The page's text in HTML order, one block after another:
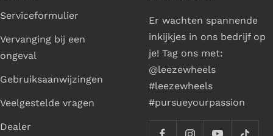
Serviceformulier
Vervanging bij een
ongeval
Gebruiksaanwijzingen
Veelgestelde vragen
Dealer
Er wachten spannende
inkijkjes in ons bedrijf op
je! Tag ons met:
@leezewheels
#leezewheels
#pursueyourpassion